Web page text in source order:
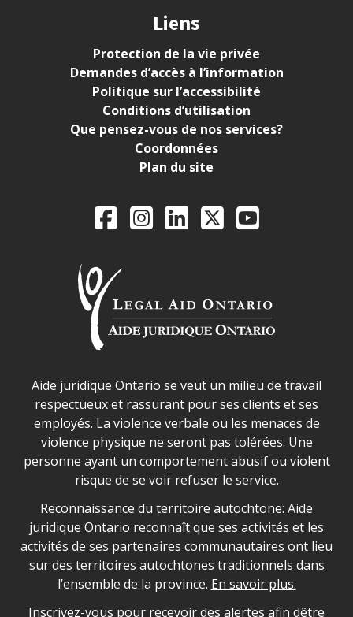
Liens
Protection de la vie privée
Demandes d’accès à l’information
Politique sur l’accessibilité
Conditions d’utilisation
Que pensez-vous de nos services?
Coordonnées
Plan du site
Legal Aid Ontario
FacebookInstagram
LinkedIn
X YouTube
Déclaration sur la sécurité dans les locaux d'AJO.
Aide juridique Ontario se veut un milieu de travail
respectueux et rassurant pour ses clients et ses
employés. La violence verbale ou les menaces de
violence physique ne seront pas tolérées. Une
personne ayant un comportement abusif ou violent
risque de se voir refuser le service.
Legal Aid Ontario land acknowledgement
Reconnaissance du territoire autochtone: Aide
juridique Ontario reconnaît que ses activités et les
activités de ses partenaires communautaires ont lieu
sur des territoires autochtones traditionnels dans
l’ensemble de la province. En savoir plus.
Inscrivez-vous pour recevoir des alertes afin dêtre